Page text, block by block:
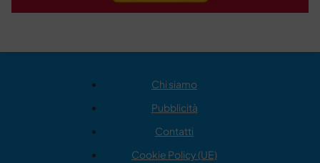
Chi siamo
Pubblicità
Contatti
Cookie Policy (UE)